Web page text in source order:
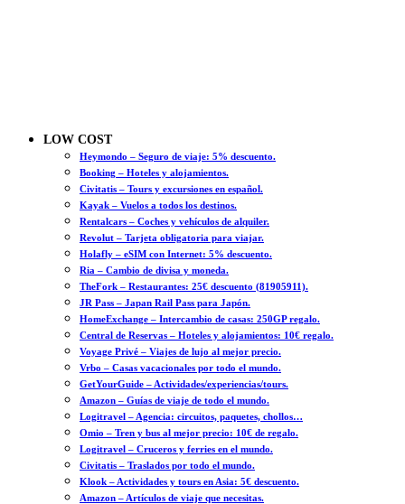
LOW COST
Heymondo – Seguro de viaje: 5% descuento.
Booking – Hoteles y alojamientos.
Civitatis – Tours y excursiones en español.
Kayak – Vuelos a todos los destinos.
Rentalcars – Coches y vehículos de alquiler.
Revolut – Tarjeta obligatoria para viajar.
Holafly – eSIM con Internet: 5% descuento.
Ria – Cambio de divisa y moneda.
TheFork – Restaurantes: 25€ descuento (81905911).
JR Pass – Japan Rail Pass para Japón.
HomeExchange – Intercambio de casas: 250GP regalo.
Central de Reservas – Hoteles y alojamientos: 10€ regalo.
Voyage Privé – Viajes de lujo al mejor precio.
Vrbo – Casas vacacionales por todo el mundo.
GetYourGuide – Actividades/experiencias/tours.
Amazon – Guías de viaje de todo el mundo.
Logitravel – Agencia: circuitos, paquetes, chollos…
Omio – Tren y bus al mejor precio: 10€ de regalo.
Logitravel – Cruceros y ferries en el mundo.
Civitatis – Traslados por todo el mundo.
Klook – Actividades y tours en Asia: 5€ descuento.
Amazon – Artículos de viaje que necesitas.